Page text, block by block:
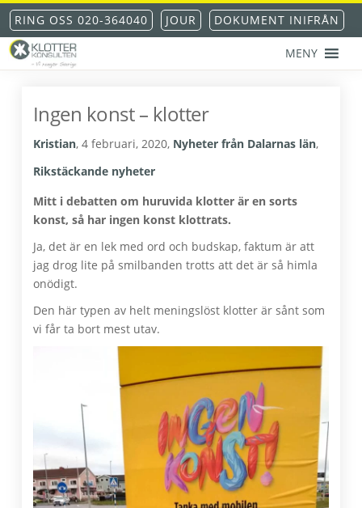
Hoppa
till
huvudnavigering
Hoppa
till
huvudinnehåll
Hoppa
till
det
primära
Hoppa
till
sidfot
RING OSS 020-364040 JOUR DOKUMENT INIFRÅN
klotterskydd
klotterförsäkring
MENY
Ingen konst – klotter
Kristian, 4 februari, 2020, Nyheter från Dalarnas län,
Rikstäckande nyheter
Mitt i debatten om huruvida klotter är en sorts
konst, så har ingen konst klottrats.
Ja, det är en lek med ord och budskap, faktum är att
jag drog lite på smilbanden trotts att det är så himla
onödigt.
Den här typen av helt meningslöst klotter är sånt som
vi får ta bort mest utav.